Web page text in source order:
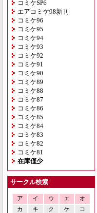
コミケSP6
エアコミケ98新刊
コミケ96
コミケ95
コミケ94
コミケ93
コミケ92
コミケ91
コミケ90
コミケ89
コミケ88
コミケ87
コミケ86
コミケ85
コミケ84
コミケ83
コミケ82
コミケ81
在庫僅少
サークル検索
ア イ ウ エ
オ
カ
キ ク ケ
コ